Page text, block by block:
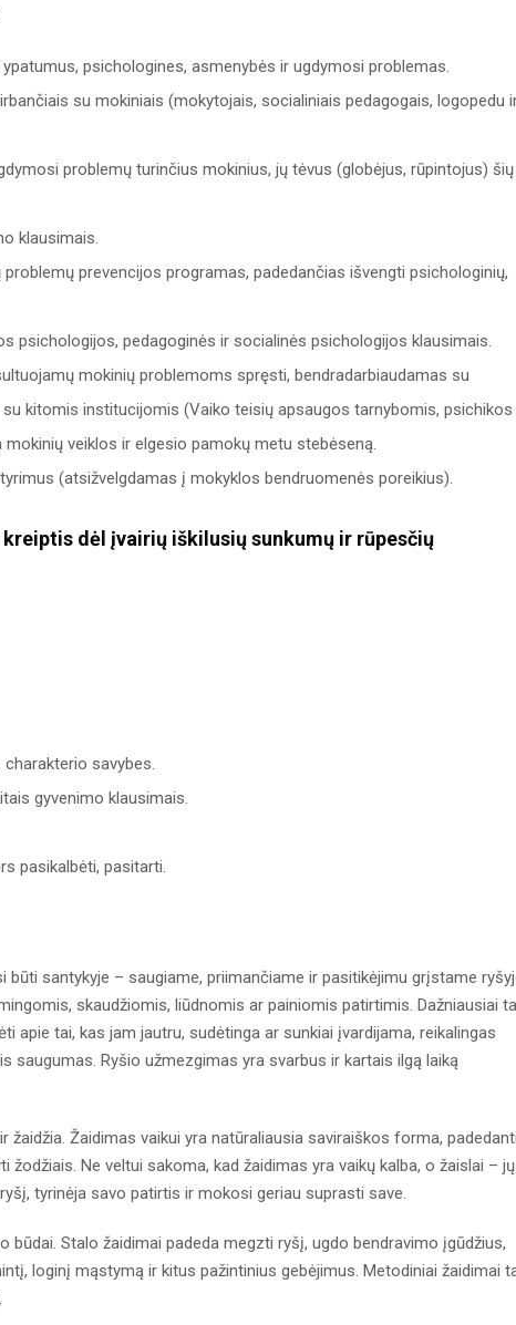
psichologines, asmenybės ir ugdymosi problemas.
su mokiniais (mokytojais, socialiniais pedagogais, logopedu
problemų turinčius mokinius, jų tėvus (globėjus, rūpintojus) šių
klausimais.
prevencijos programas, padedančias išvengti psichologinių,
psichologijos, pedagoginės ir socialinės psichologijos klausimais.
mokinių problemoms spręsti, bendradarbiaudamas su
kitomis institucijomis (Vaiko teisių apsaugos tarnybomis, psichikos
veiklos ir elgesio pamokų metu stebėseną.
(atsižvelgdamas į mokyklos bendruomenės poreikius).
dėl įvairių iškilusių sunkumų ir rūpesčių
savybes.
gyvenimo klausimais.
pasikalbėti, pasitarti.
santykyje – saugiame, priimančiame ir pasitikėjimu grįstame
skaudžiomis, liūdnomis ar painiomis patirtimis. Dažniausiai
apie tai, kas jam jautru, sudėtinga ar sunkiai įvardijama, reikalingas
saugumas. Ryšio užmezgimas yra svarbus ir kartais ilgą laiką
žaidžia. Žaidimas vaikui yra natūraliausia saviraiškos forma,
Ne veltui sakoma, kad žaidimas yra vaikų kalba, o žaislai – jų
tyrinėja savo patirtis ir mokosi geriau suprasti save.
Stalo žaidimai padeda megzti ryšį, ugdo bendravimo įgūdžius,
loginį mąstymą ir kitus pažintinius gebėjimus. Metodiniai žaidimai